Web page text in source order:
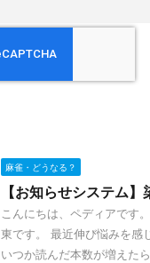
麻雀・どうなる？
【お知らせシステム
こんにちは、ペディアです
東です。 最近伸び悩みを感
いつか読んだ本数が増えた